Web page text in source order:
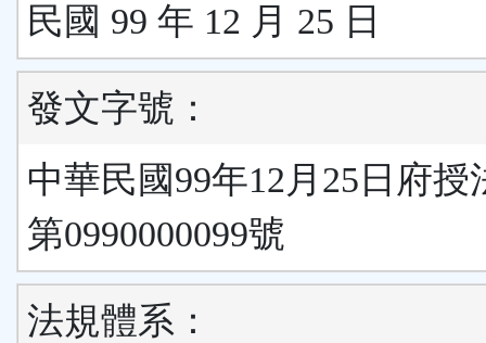
民國 99 年 12 月 25 日
發文字號：
中華民國99年12月25日府授
第0990000099號
法規體系：